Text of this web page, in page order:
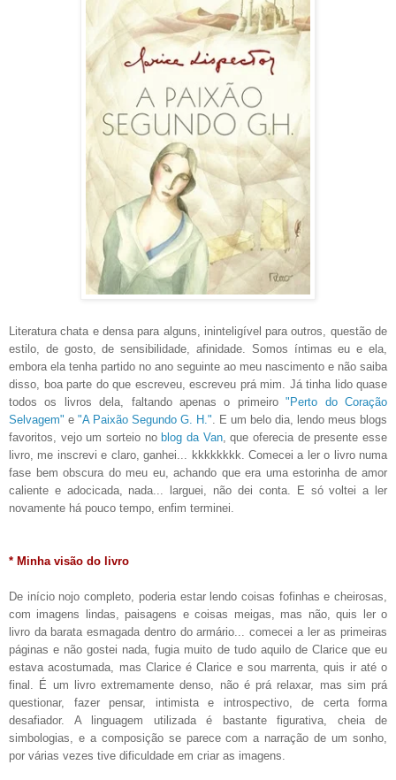
Literatura chata e densa para alguns, ininteligível para outros, questão de
estilo, de gosto, de sensibilidade, afinidade. Somos íntimas eu e ela,
embora ela tenha partido no ano seguinte ao meu nascimento e não saiba
disso, boa parte do que escreveu, escreveu prá mim. Já tinha lido quase
todos os livros dela, faltando apenas o primeiro"Perto do Coração
Selvagem" e "A Paixão Segundo G. H." . E um belo dia, lendo meus blogs
favoritos, vejo um sorteio noblog da Van, que oferecia de presente esse
livro, me inscrevi e claro, ganhei... kkkkkkkk. Comecei a ler o livro numa
fase bem obscura do meu eu, achando que era uma estorinha de amor
caliente e adocicada, nada... larguei, não dei conta. E só voltei a ler
novamente há pouco tempo, enfim terminei.
* Minha visão do livro
De início nojo completo, poderia estar lendo coisas fofinhas e cheirosas,
com imagens lindas, paisagens e coisas meigas, mas não, quis ler o
livro da barata esmagada dentro do armário... comecei a ler as primeiras
páginas e não gostei nada, fugia muito de tudo aquilo de Clarice que eu
estava acostumada, mas Clarice é Clarice e sou marrenta, quis ir até o
final. É um livro extremamente denso, não é prá relaxar, mas sim prá
questionar, fazer pensar, intimista e introspectivo, de certa forma
desafiador. A linguagem utilizada é bastante figurativa, cheia de
simbologias, e a composição se parece com a narração de um sonho,
por várias vezes tive dificuldade em criar as imagens.